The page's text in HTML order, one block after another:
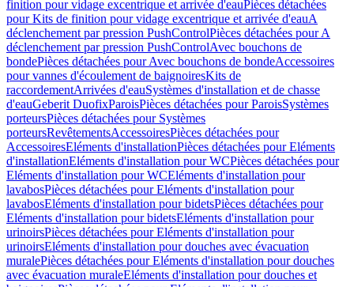
finition pour vidage excentrique et arrivée d'eauPièces détachées
pour Kits de finition pour vidage excentrique et arrivée d'eauA
déclenchement par pression PushControlPièces détachées pour A
déclenchement par pression PushControlAvec bouchons de
bondePièces détachées pour Avec bouchons de bondeAccessoires
pour vannes d'écoulement de baignoiresKits de
raccordementArrivées d'eauSystèmes d'installation et de chasse
d'eauGeberit DuofixParoisPièces détachées pour ParoisSystèmes
porteursPièces détachées pour Systèmes
porteursRevêtementsAccessoiresPièces détachées pour
AccessoiresEléments d'installationPièces détachées pour Eléments
d'installationEléments d'installation pour WCPièces détachées pour
Eléments d'installation pour WCEléments d'installation pour
lavabosPièces détachées pour Eléments d'installation pour
lavabosEléments d'installation pour bidetsPièces détachées pour
Eléments d'installation pour bidetsEléments d'installation pour
urinoirsPièces détachées pour Eléments d'installation pour
urinoirsEléments d'installation pour douches avec évacuation
muralePièces détachées pour Eléments d'installation pour douches
avec évacuation muraleEléments d'installation pour douches et